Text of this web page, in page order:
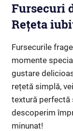
Fursecuri
Rețeta
Fursecurile
momente
gustare
rețetă simplă,
textură perfectă
descoperim
minunat!